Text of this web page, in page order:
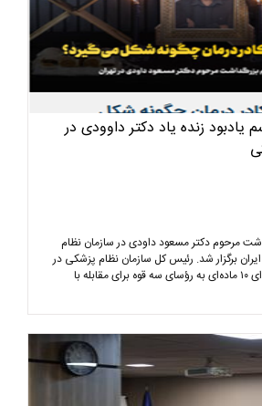
یادبود زنده یاد دکتر داوودی در
مرحوم دکتر مسعود داودی در سازمان نظام
برگزار شد. رئیس کل سازمان نظام پزشکی در
این مراسم، از ارسال نامه‌ای ۱۰ ماده‌ای به رؤسای سه قوه برای مقابله با